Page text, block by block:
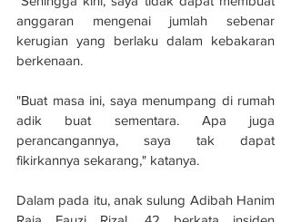
anggaran mengenai jumlah sebenar
kerugian yang berlaku dalam kebakaran
berkenaan.
"Buat masa ini, saya menumpang di rumah
adik buat sementara. Apa juga
perancangannya, saya tak dapat
fikirkannya sekarang," katanya.
Dalam pada itu, anak sulung Adibah Hanim